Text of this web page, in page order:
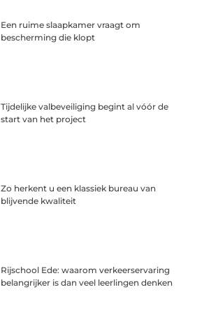
Een ruime slaapkamer vraagt om
bescherming die klopt
Tijdelijke valbeveiliging begint al vóór de
start van het project
Zo herkent u een klassiek bureau van
blijvende kwaliteit
Rijschool Ede: waarom verkeerservaring
belangrijker is dan veel leerlingen denken